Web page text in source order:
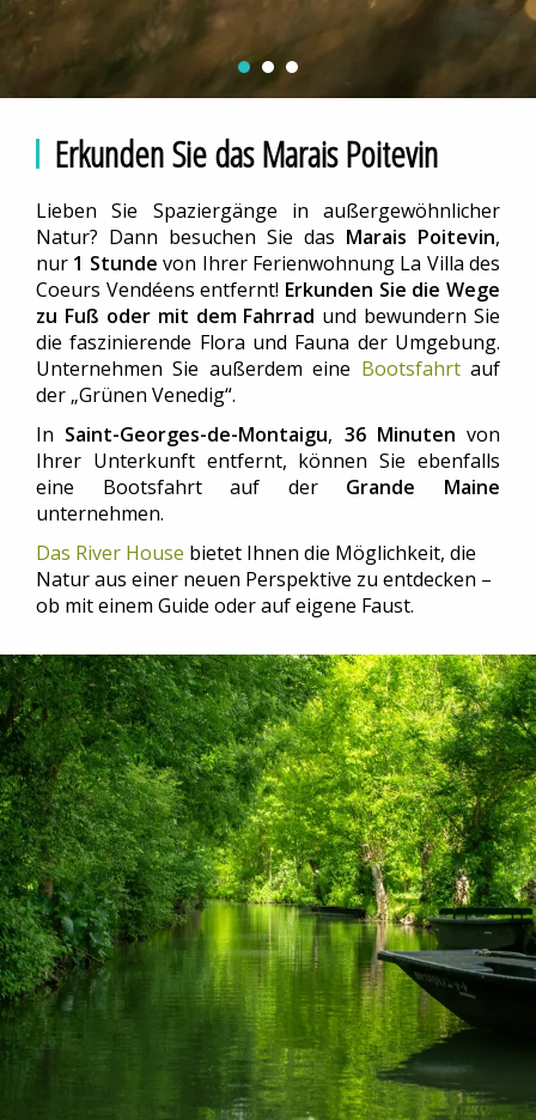
Erkunden Sie das Marais Poitevin
Lieben Sie Spaziergänge in außergewöhnlicher
Natur? Dann besuchen Sie das Marais Poitevin,
nur 1 Stunde von Ihrer Ferienwohnung La Villa des
Coeurs Vendéens entfernt! Erkunden Sie die Wege
zu Fuß oder mit dem Fahrrad und bewundern Sie
die faszinierende Flora und Fauna der Umgebung.
Unternehmen Sie außerdem eine Bootsfahrtauf
der „Grünen Venedig“.
In Saint-Georges-de-Montaigu, 36 Minuten von
Ihrer Unterkunft entfernt, können Sie ebenfalls
eine Bootsfahrt auf der Grande Maine
unternehmen.
Das River House bietet Ihnen die Möglichkeit, die
Natur aus einer neuen Perspektive zu entdecken –
ob mit einem Guide oder auf eigene Faust.